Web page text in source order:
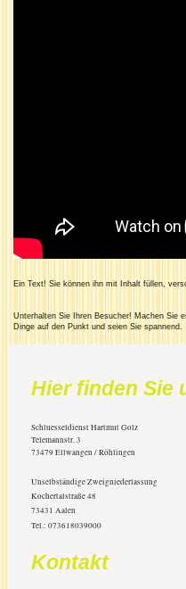
Ein Text! Sie können ihn mit Inhalt füllen,
Unterhalten Sie Ihren Besucher! Machen Sie
Dinge auf den Punkt und seien Sie spannend.
Hier finden Sie
Schluesseldienst Hartmut Golz
Telemannstr.3
73479Ellwangen / Röhlingen
Unselbständige Zweigniederlassung
Kochertalstraße 48
73431 Aalen
Tel.: 073618039000
Kontakt